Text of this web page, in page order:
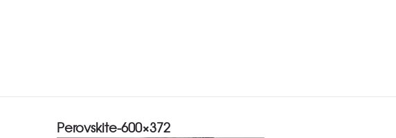
Perovskite-600×372